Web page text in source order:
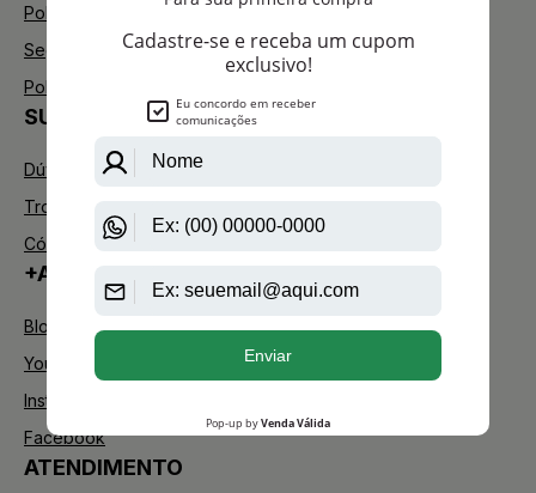
Política de Privacidade
Segurança
Política de Troca
SUPORTE
Dúvidas Frequentes
Trocas e Devoluções
Código de defesa do consumidor
+AAZ PERFUMES
Blog
Youtube
Instagram
Facebook
ATENDIMENTO